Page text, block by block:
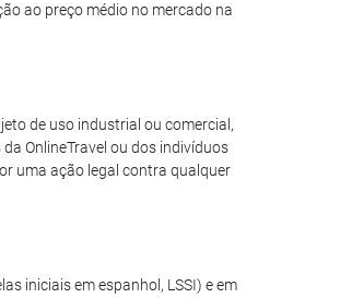
ao preço médio no mercado na
de uso industrial ou comercial,
OnlineTravel ou dos indivíduos
uma ação legal contra qualquer
iniciais em espanhol, LSSI) e em